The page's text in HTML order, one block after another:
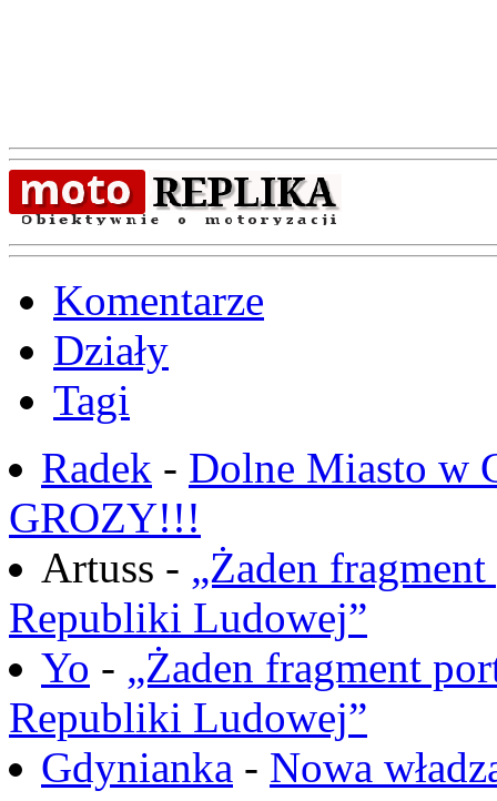
Komentarze
Działy
Tagi
Radek - Dolne Miasto w
GROZY!!!
Artuss - „Żaden
Republiki Ludowej”
Yo - „Żaden fragment
Republiki Ludowej”
Gdynianka - Nowa